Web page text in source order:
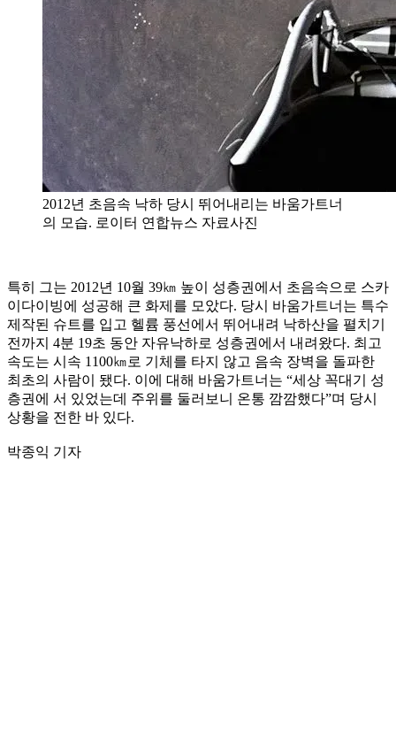
2012년 초음속 낙하 당시 뛰어내리는 바움가트너
의 모습. 로이터 연합뉴스 자료사진
특히 그는 2012년 10월 39㎞ 높이 성층권에서 초음속으로 스카
이다이빙에 성공해 큰 화제를 모았다. 당시 바움가트너는 특수
제작된 슈트를 입고 헬륨 풍선에서 뛰어내려 낙하산을 펼치기
전까지 4분 19초 동안 자유낙하로 성층권에서 내려왔다. 최고
속도는 시속 1100㎞로 기체를 타지 않고 음속 장벽을 돌파한
최초의 사람이 됐다. 이에 대해 바움가트너는 “세상 꼭대기 성
층권에 서 있었는데 주위를 둘러보니 온통 깜깜했다”며 당시
상황을 전한 바 있다.
박종익 기자